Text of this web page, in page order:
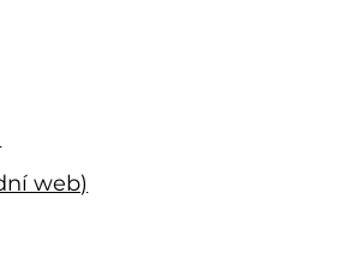
web)